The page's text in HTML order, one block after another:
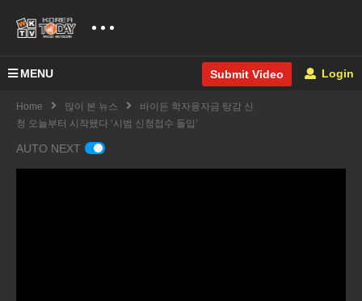
MENU Submit Video Login
Home 많이 본 뉴스
바이든 학자융자금 탕감 신
청 오늘부터 시작됐다 ‘시범 신청접수 돌입’
AUTO NEXT